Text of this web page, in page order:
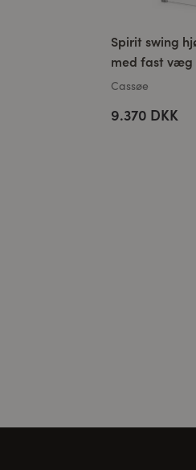
Spirit swing
med fast væg
sort 100 x 100
Cassøe
9.370 DKK